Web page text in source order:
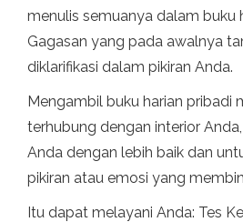
menulis semuanya dalam buku
Gagasan yang pada awalnya
diklarifikasi dalam pikiran Anda.
Mengambil buku harian pribadi
terhubung dengan interior
Anda dengan lebih baik dan
pikiran atau emosi yang
Itu dapat melayani Anda: Tes